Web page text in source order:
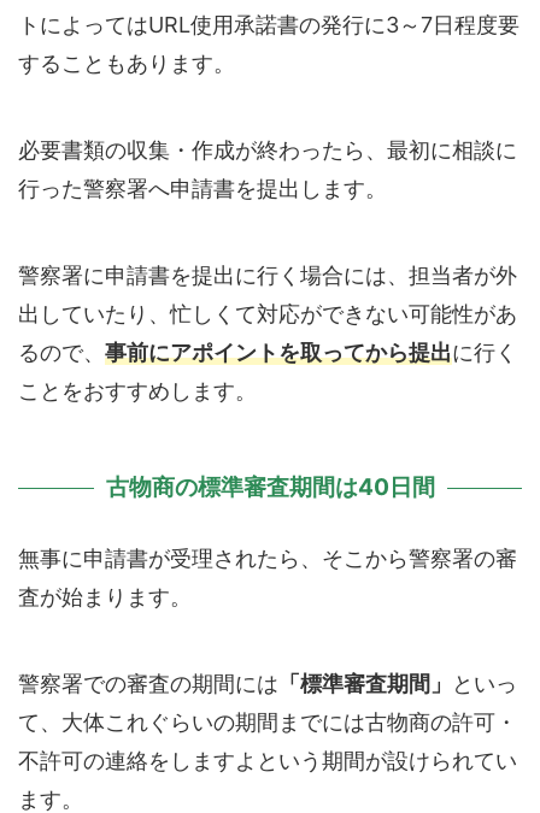
トによってはURL使用承諾書の発行に3～7日程度要
することもあります。
必要書類の収集・作成が終わったら、最初に相談に
行った警察署へ申請書を提出します。
警察署に申請書を提出に行く場合には、担当者が外
出していたり、忙しくて対応ができない可能性があ
るので、 事前にアポイントを取ってから提出に行く
ことをおすすめします。
古物商の標準審査期間は40日間
無事に申請書が受理されたら、そこから警察署の審
査が始まります。
警察署での審査の期間には 「標準審査期間」
といっ
て、大体これぐらいの期間までには古物商の許可・
不許可の連絡をしますよという期間が設けられてい
ます。